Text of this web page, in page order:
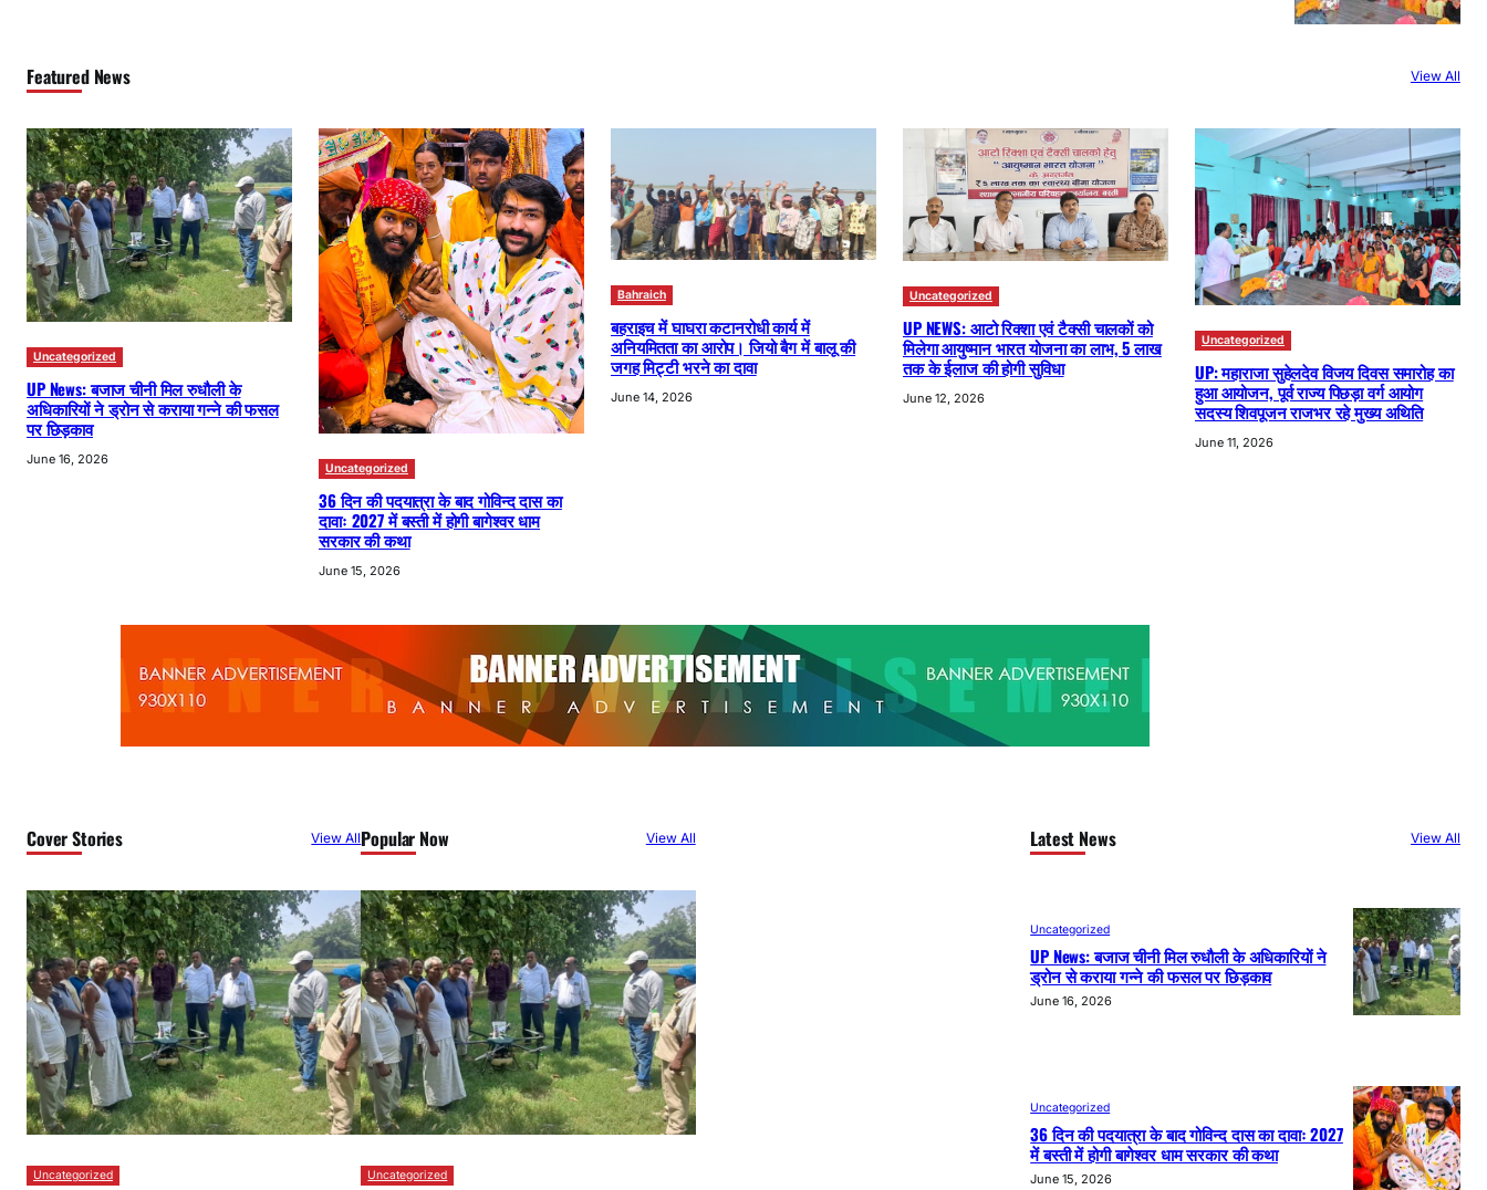
Featured News View All
Uncategorized
UP News: बजाज चीनी मिल रुधौली के
अधिकारियों ने ड्रोन से कराया गन्ने की फसल
पर छिड़काव
June 16, 2026
Uncategorized
36 दिन की पदयात्रा के बाद गोविन्द दास का
दावाः 2027 में बस्ती में होगी बागेश्वर धाम
सरकार की कथा
June 15, 2026
Bahraich
बहराइच में घाघरा कटानरोधी कार्य में
अनियमितता का आरोप। जियो बैग में बालू की
जगह मिट्टी भरने का दावा
June 14, 2026
Uncategorized
UP NEWS: आटो रिक्शा एवं टैक्सी चालकों को
मिलेगा आयुष्मान भारत योजना का लाभ, 5 लाख
तक के ईलाज की होगी सुविधा
June 12, 2026
Uncategorized
UP: महाराजा सुहेलदेव विजय दिवस समारोह का
हुआ आयोजन, पूर्व राज्य पिछड़ा वर्ग आयोग
सदस्य शिवपूजन राजभर रहे मुख्य अथिति
June 11, 2026
Cover Stories View All
Uncategorized
Popular Now View All
Uncategorized
Latest News View All
Uncategorized
UP News: बजाज चीनी मिल रुधौली के अधिकारियों ने
ड्रोन से कराया गन्ने की फसल पर छिड़काव
June 16, 2026
Uncategorized
36 दिन की पदयात्रा के बाद गोविन्द दास का दावाः 2027
में बस्ती में होगी बागेश्वर धाम सरकार की कथा
June 15, 2026